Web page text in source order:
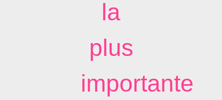
la
plus
importante